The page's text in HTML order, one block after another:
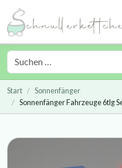
Start
Sonnenfänger
Sonnenfänger Fahrzeuge 6tlg